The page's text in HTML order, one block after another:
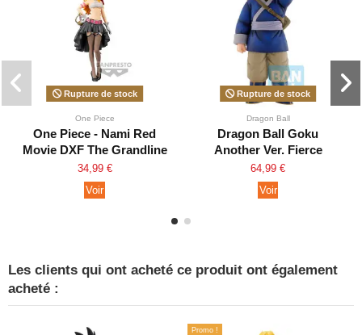
Rupture de stock
One Piece
One Piece - Nami Red
Movie DXF The Grandline
Lady Vol.3
34,99 €
Voir
Rupture de stock
Dragon Ball
Dragon Ball Goku
Another Ver. Fierce
Fighting !! World
Tournament Ichibansho
64,99 €
Voir
Les clients qui ont acheté ce produit ont également
acheté :
Promo !